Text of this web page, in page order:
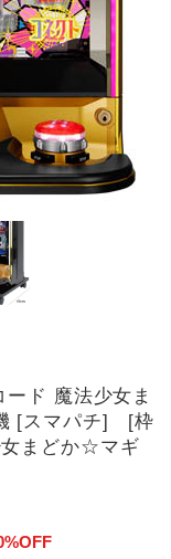
ード 魔法少女ま
[スマパチ] [枠
まどか☆マギ